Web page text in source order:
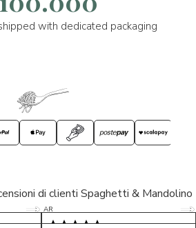
with dedicated packaging
di clienti Spaghetti & Mandolino
5/5
5/5
AR 5/5
D* 5/5